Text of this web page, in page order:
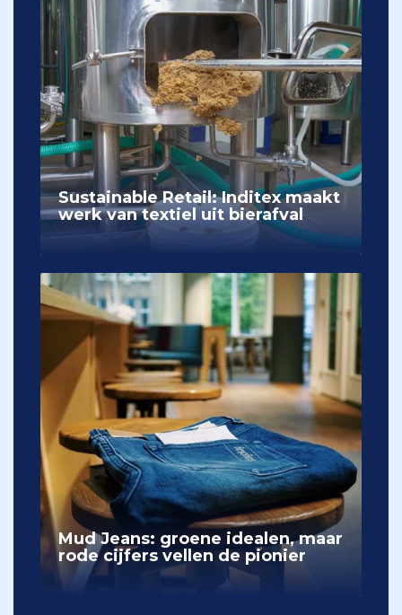
Sustainable Retail: Inditex maakt
werk van textiel uit bierafval
Mud Jeans: groene idealen, maar
rode cijfers vellen de pionier